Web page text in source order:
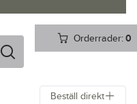
Orderrader:0
Beställ direkt